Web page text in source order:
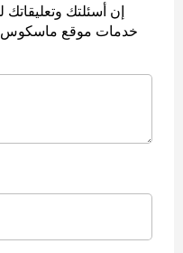
إن أسئلتك
خدمات موقع ماسكوس.